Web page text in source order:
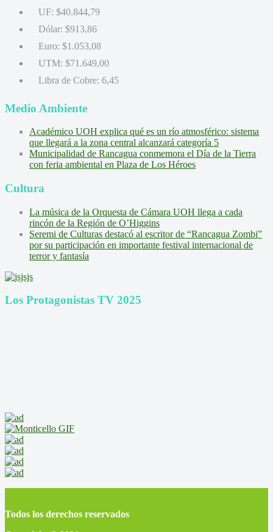
UF: $40.844,79
Dólar: $913,86
Euro: $1.053,08
UTM: $71.649,00
Libra de Cobre: 6,45
Medio Ambiente
Académico UOH explica qué es un río atmosférico: sistema
que llegará a la zona central alcanzará categoría 5
Municipalidad de Rancagua conmemora el Día de la Tierra
con feria ambiental en Plaza de Los Héroes
Cultura
La música de la Orquesta de Cámara UOH llega a cada
rincón de la Región de O’Higgins
Seremi de Culturas destacó al escritor de “Rancagua Zombi”
por su participación en importante festival internacional de
terror y fantasía
Los Protagonistas TV 2025
Todos los derechos reservados